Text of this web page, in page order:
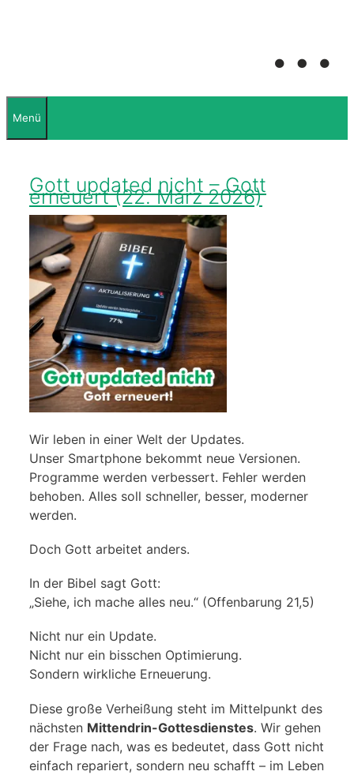
Menü
Gott updated nicht – Gott
erneuert (22. März 2026)
Wir leben in einer Welt der Updates.
Unser Smartphone bekommt neue Versionen.
Programme werden verbessert. Fehler werden
behoben. Alles soll schneller, besser, moderner
werden.
Doch Gott arbeitet anders.
In der Bibel sagt Gott:
„Siehe, ich mache alles neu.“ (Offenbarung 21,5)
Nicht nur ein Update.
Nicht nur ein bisschen Optimierung.
Sondern wirkliche Erneuerung.
Diese große Verheißung steht im Mittelpunkt des
nächsten Mittendrin-Gottesdienstes. Wir gehen
der Frage nach, was es bedeutet, dass Gott nicht
einfach repariert, sondern neu schafft – im Leben